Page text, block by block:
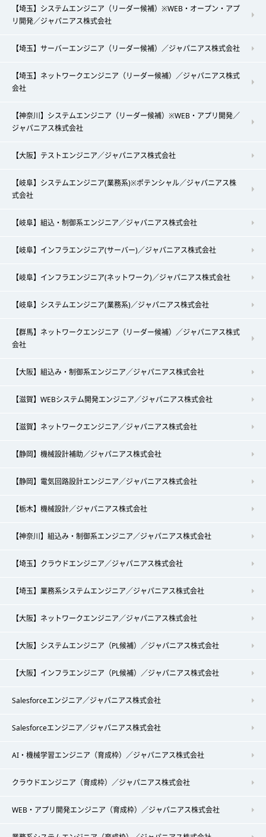
【埼玉】システムエンジニア（リーダー候補）※WEB・オープン・アプ
リ開発／ジャパニアス株式会社
【埼玉】サーバーエンジニア（リーダー候補）／ジャパニアス株式会社
【埼玉】ネットワークエンジニア（リーダー候補）／ジャパニアス株式
会社
【神奈川】システムエンジニア（リーダー候補）※WEB・アプリ開発／
ジャパニアス株式会社
【大阪】テストエンジニア／ジャパニアス株式会社
【岐阜】システムエンジニア(業務系)※ポテンシャル／ジャパニアス株
式会社
【岐阜】組込・制御系エンジニア／ジャパニアス株式会社
【岐阜】インフラエンジニア(サーバー)／ジャパニアス株式会社
【岐阜】インフラエンジニア(ネットワーク)／ジャパニアス株式会社
【岐阜】システムエンジニア(業務系)／ジャパニアス株式会社
【群馬】ネットワークエンジニア（リーダー候補）／ジャパニアス株式
会社
【大阪】組込み・制御系エンジニア／ジャパニアス株式会社
【滋賀】WEBシステム開発エンジニア／ジャパニアス株式会社
【滋賀】ネットワークエンジニア／ジャパニアス株式会社
【静岡】機械設計補助／ジャパニアス株式会社
【静岡】電気回路設計エンジニア／ジャパニアス株式会社
【栃木】機械設計／ジャパニアス株式会社
【神奈川】組込み・制御系エンジニア／ジャパニアス株式会社
【埼玉】クラウドエンジニア／ジャパニアス株式会社
【埼玉】業務系システムエンジニア／ジャパニアス株式会社
【大阪】ネットワークエンジニア／ジャパニアス株式会社
【大阪】システムエンジニア（PL候補）／ジャパニアス株式会社
【大阪】インフラエンジニア（PL候補）／ジャパニアス株式会社
Salesforceエンジニア／ジャパニアス株式会社
Salesforceエンジニア／ジャパニアス株式会社
AI・機械学習エンジニア（育成枠）／ジャパニアス株式会社
クラウドエンジニア（育成枠）／ジャパニアス株式会社
WEB・アプリ開発エンジニア（育成枠）／ジャパニアス株式会社